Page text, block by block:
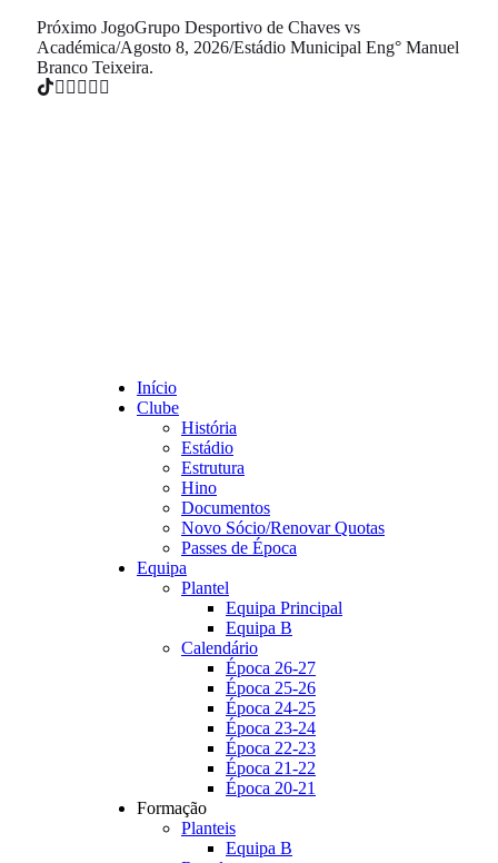
Próximo JogoGrupo Desportivo de Chaves vs
Académica/Agosto 8, 2026/Estádio Municipal Eng° Manuel
Branco Teixeira.
Início
Clube
História
Estádio
Estrutura
Hino
Documentos
Novo Sócio/Renovar Quotas
Passes de Época
Equipa
Plantel
Equipa Principal
Equipa B
Calendário
Época 26-27
Época 25-26
Época 24-25
Época 23-24
Época 22-23
Época 21-22
Época 20-21
Formação
Planteis
Equipa B